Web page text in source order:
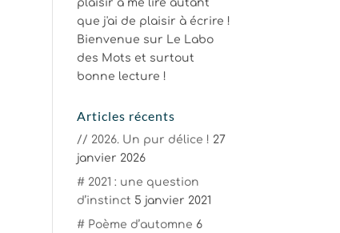
plaisir à me lire autant
que j'ai de plaisir à écrire !
Bienvenue sur Le Labo
des Mots et surtout
bonne lecture !
Articles récents
// 2026. Un pur délice ! 27
janvier 2026
# 2021 : une question
d’instinct 5 janvier 2021
# Poème d’automne 6